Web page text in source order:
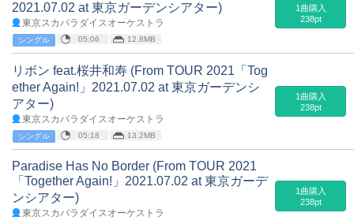
2021.07.02 at 東京ガーデンシアター)
東京スカパラダイスオーケストラ
シングル 05:06 12.8MB
1曲購入
238pt
リボン feat.桜井和寿 (From TOUR 2021「Tog
ether Again!」2021.07.02 at 東京ガーデンシ
アター)
東京スカパラダイスオーケストラ
シングル 05:18 13.2MB
1曲購入
238pt
Paradise Has No Border (From TOUR 2021
「Together Again!」2021.07.02 at 東京ガーデ
ンシアター)
東京スカパラダイスオーケストラ
1曲購入
238pt